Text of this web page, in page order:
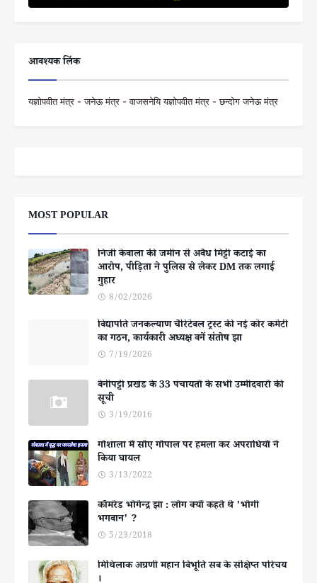
आवश्यक लिंक
यज्ञोपवीत मंत्र - जनेऊ मंत्र - वाजसनेयि यज्ञोपवीत मंत्र - छन्दोग जनेऊ मंत्र
MOST POPULAR
निजी केवाला की जमीन से अवैध मिट्टी कटाई का
आरोप, पीड़िता ने पुलिस से लेकर DM तक लगाई
गुहार
8/02/2026
विद्यापति जनकल्याण चैरिटेबल ट्रस्ट की नई कोर कमेटी
का गठन, कार्यकारी अध्यक्ष बनें संतोष झा
7/19/2026
बेनीपट्टी प्रखंड के 33 पंचायतों के सभी उम्मीदवारों की
सूची
3/19/2016
गोशाला में सोए गोपाल पर हमला कर अपराधियों ने
किया घायल
3/13/2022
कॉमरेड भोगेन्द्र झा : लोग क्यों कहते थे 'भोगी
भगवान' ?
5/23/2018
मिथिलाक अग्रणी महान बिभूति सब के संक्षिप्त परिचय